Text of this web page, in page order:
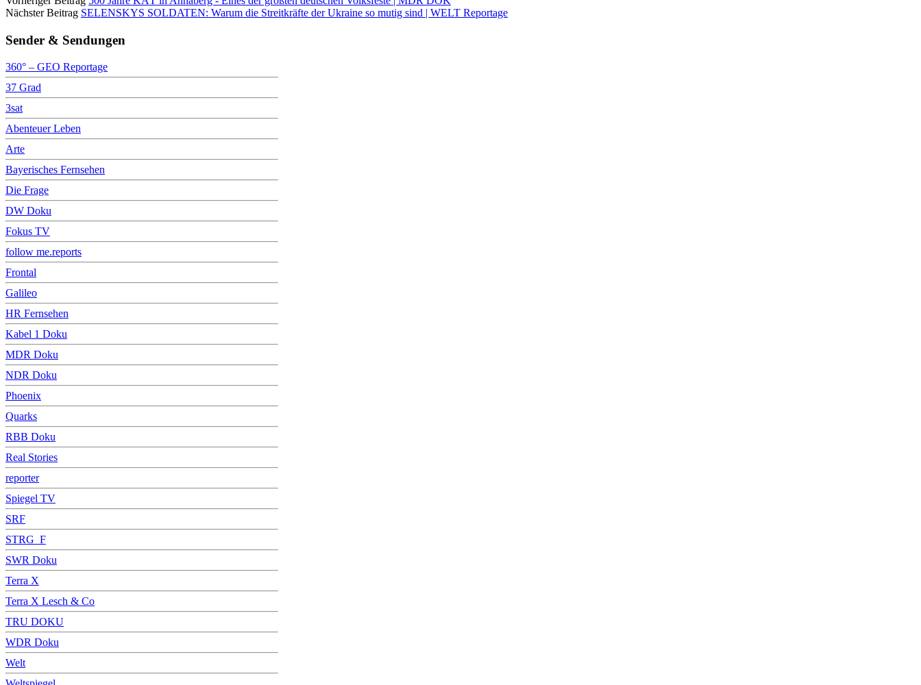
Nächster Beitrag SELENSKYS SOLDATEN: Warum die Streitkräfte der Ukraine so mutig sind | WELT Reportage
Sender & Sendungen
360° – GEO Reportage
37 Grad
3sat
Abenteuer Leben
Arte
Bayerisches Fernsehen
Die Frage
DW Doku
Fokus TV
follow me.reports
Frontal
Galileo
HR Fernsehen
Kabel 1 Doku
MDR Doku
NDR Doku
Phoenix
Quarks
RBB Doku
Real Stories
reporter
Spiegel TV
SRF
STRG_F
SWR Doku
Terra X
Terra X Lesch & Co
TRU DOKU
WDR Doku
Welt